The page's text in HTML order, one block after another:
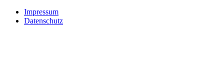
Impressum
Datenschutz